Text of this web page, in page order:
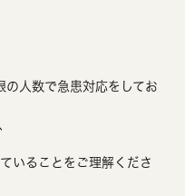
人数で急患対応をしてお
いることをご理解くださ